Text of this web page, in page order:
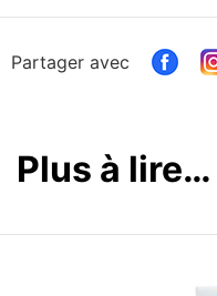
Partager avec
Plus à lire…